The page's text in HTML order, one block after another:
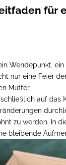
für
Wendepunkt,
nur eine Feier
Mutter.
auf das
zu werden. In
bleibende